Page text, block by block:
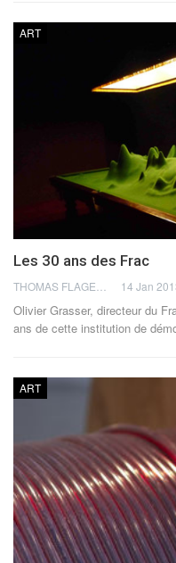
ART
Les 30 ans des Frac
14 Jan
Olivier Grasser, directeur du
ans de cette institution de
ART